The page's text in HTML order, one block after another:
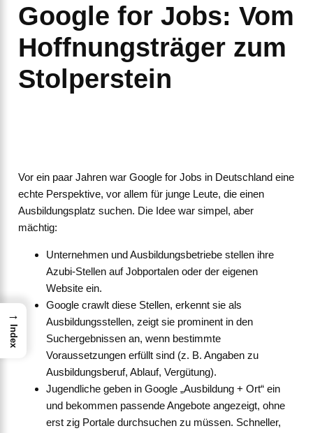
Google for Jobs: Vom
Hoffnungsträger zum
Stolperstein
Vor ein paar Jahren war Google for Jobs in Deutschland eine
echte Perspektive, vor allem für junge Leute, die einen
Ausbildungsplatz suchen. Die Idee war simpel, aber
mächtig:
Unternehmen und Ausbildungsbetriebe stellen ihre
Azubi-Stellen auf Jobportalen oder der eigenen
Website ein.
Google crawlt diese Stellen, erkennt sie als
Ausbildungsstellen, zeigt sie prominent in den
Suchergebnissen an, wenn bestimmte
Voraussetzungen erfüllt sind (z. B. Angaben zu
Ausbildungsberuf, Ablauf, Vergütung).
Jugendliche geben in Google „Ausbildung + Ort“ ein
und bekommen passende Angebote angezeigt, ohne
erst zig Portale durchsuchen zu müssen. Schneller,
→
Index